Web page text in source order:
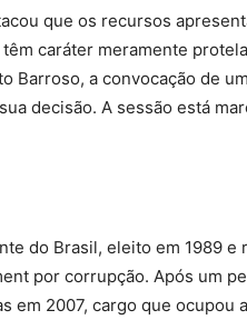
que os recursos
caráter meramente
Barroso, a convocação de
decisão. A sessão está
do Brasil, eleito em 1989 e
por corrupção. Após um
em 2007, cargo que ocupou